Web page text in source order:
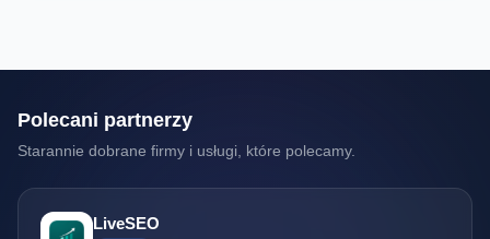
Polecani partnerzy
Starannie dobrane firmy i usługi, które polecamy.
LiveSEO